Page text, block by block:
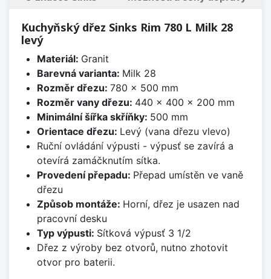
Kuchyňský dřez Sinks Rim 780 L Milk 28
levý
Materiál: Granit
Barevná varianta: Milk 28
Rozměr dřezu: 780 x 500 mm
Rozměr vany dřezu: 440 x 400 x 200 mm
Minimální šířka skříňky: 500 mm
Orientace dřezu: Levý (vana dřezu vlevo)
Ruční ovládání výpusti - výpusť se zavírá a
otevírá zamáčknutím sítka.
Provedení přepadu: Přepad umístěn ve vaně
dřezu
Způsob montáže: Horní, dřez je usazen nad
pracovní desku
Typ výpusti: Sítková výpusť 3 1/2
Dřez z výroby bez otvorů, nutno zhotovit
otvor pro baterii.